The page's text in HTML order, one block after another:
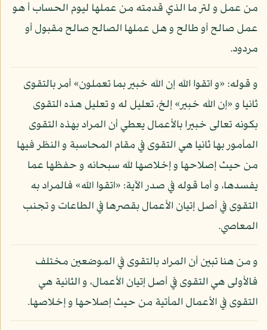
من عمل و لتر ما الذي قدمته من عملها ليوم الحساب أ هو
عمل صالح أو طالح و هل عملها الصالح صالح مقبول أو
مردود.
و قوله: «و اتقوا الله إن الله خبير بما تعملون» أمر بالتقوى
ثانيا و «إن الله خبير» إلخ، تعليل له و تعليل هذه التقوى
بكونه تعالى خبيرا بالأعمال يعطي أن المراد بهذه التقوى
المأمور بها ثانيا هي التقوى في مقام المحاسبة و النظر فيها
من حيث إصلاحها و إخلاصها لله سبحانه و حفظها عما
يفسدها، و أما قوله في صدر الآية: «اتقوا الله» فالمراد به
التقوى في أصل إتيان الأعمال بقصرها في الطاعات و تجنب
المعاصي.
و من هنا تبين أن المراد بالتقوى في الموضعين مختلف
فالأولى هي التقوى في أصل إتيان الأعمال، و الثانية هي
التقوى في الأعمال المأتية من حيث إصلاحها و إخلاصها.